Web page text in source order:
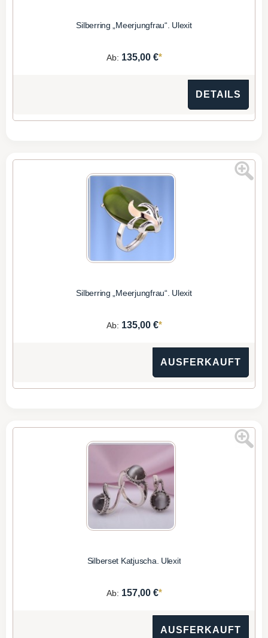
Silberring „Meerjungfrau“. Ulexit
Ab: 135,00 €*
DETAILS
Silberring „Meerjungfrau“. Ulexit
Ab: 135,00 €*
AUSFERKAUFT
Silberset Katjuscha. Ulexit
Ab: 157,00 €*
AUSFERKAUFT